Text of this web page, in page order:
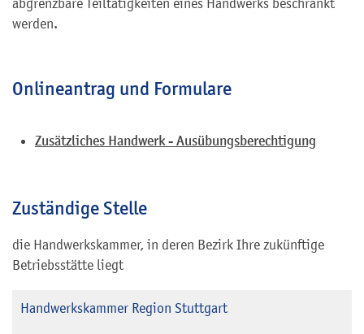
abgrenzbare Teiltätigkeiten eines Handwerks beschränkt
werden.
Onlineantrag und Formulare
Zusätzliches Handwerk - Ausübungsberechtigung
Zuständige Stelle
die Handwerkskammer, in deren Bezirk Ihre zukünftige
Betriebsstätte liegt
Handwerkskammer Region Stuttgart